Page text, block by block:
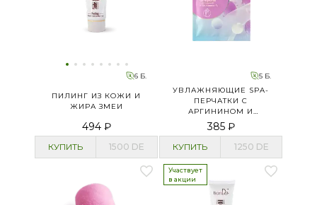
6 Б.
ПИЛИНГ ИЗ КОЖИ И
ЖИРА ЗМЕИ
494 ₽
КУПИТЬ 1500 DE
5 Б.
УВЛАЖНЯЮЩИЕ SPA-
ПЕРЧАТКИ С
АРГИНИНОМ И
ВИТАМИНОМ В3
385 ₽
КУПИТЬ 1250 DE
Участвует
в акции